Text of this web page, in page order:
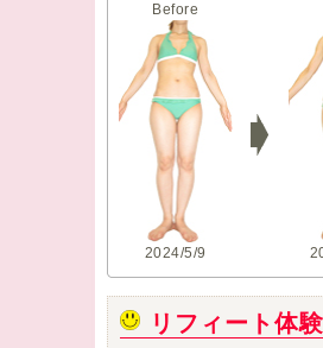
Before
2024/5/9
リフィート体